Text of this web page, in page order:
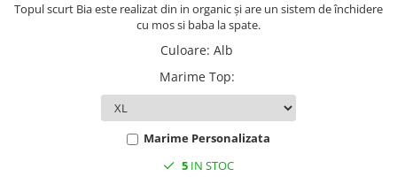
Topul scurt Bia este realizat din in organic și are un sistem de închidere
cu mos si baba la spate.
Culoare: Alb
Marime Top:
Marime Personalizata
5 IN STOC